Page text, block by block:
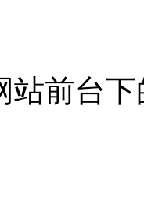
站前台